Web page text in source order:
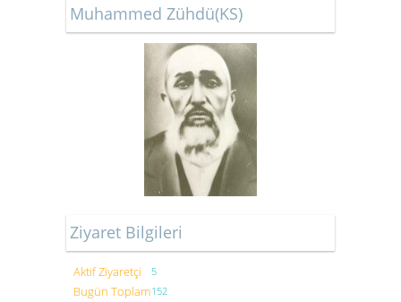
Muhammed Zühdü(KS)
Ziyaret Bilgileri
Aktif Ziyaretçi 5
Bugün Toplam152